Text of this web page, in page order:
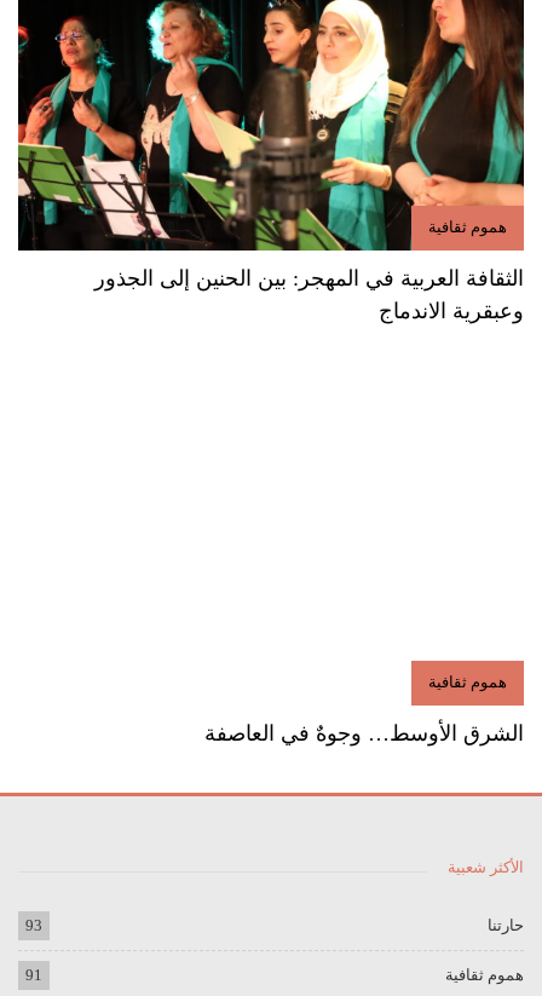
هموم ثقافية
الثقافة العربية في المهجر: بين الحنين إلى الجذور
وعبقرية الاندماج
هموم ثقافية
الشرق الأوسط… وجوهٌ في العاصفة
الأكثر شعبية
حارتنا 93
هموم ثقافية 91